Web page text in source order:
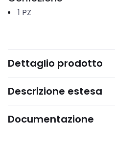
1 PZ
Dettaglio prodotto
Descrizione estesa
Documentazione